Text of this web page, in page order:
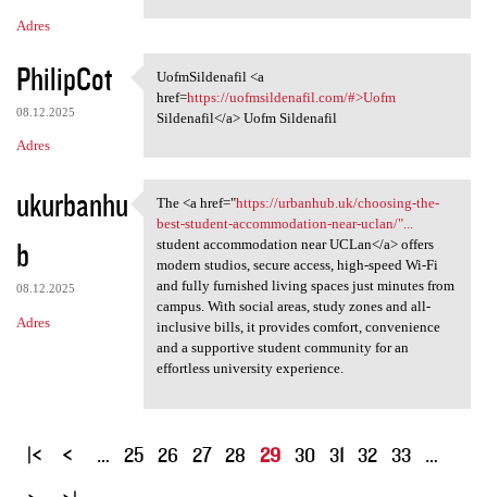
Adres
PhilipCot
08.12.2025
Adres
UofmSildenafil <a href=https:
UofmSildenafil <a
href=https://uofmsildenafil.com/#>Uofm
Sildenafil</a> Uofm Sildenafil
ukurbanhu
b
08.12.2025
Adres
The <a href="https://urbanhub
The <a href="https://urbanhub.uk/choosing-the-
best-student-accommodation-near-uclan/"...
student accommodation near UCLan</a> offers
modern studios, secure access, high-speed Wi-Fi
and fully furnished living spaces just minutes from
campus. With social areas, study zones and all-
inclusive bills, it provides comfort, convenience
and a supportive student community for an
effortless university experience.
S
… 25 26 27 28 29 30 31 32 33 …